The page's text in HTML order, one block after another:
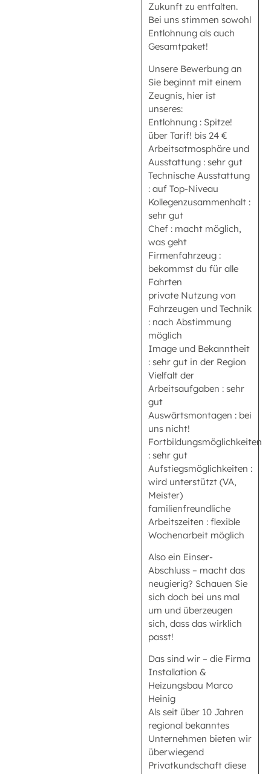
Zukunft zu entfalten.
Bei uns stimmen sowohl
Entlohnung als auch
Gesamtpaket!
Unsere Bewerbung an
Sie beginnt mit einem
Zeugnis, hier ist
unseres:
Entlohnung : Spitze!
über Tarif! bis 24 €
Arbeitsatmosphäre und
Ausstattung : sehr gut
Technische Ausstattung
: auf Top-Niveau
Kollegenzusammenhalt :
sehr gut
Chef : macht möglich,
was geht
Firmenfahrzeug :
bekommst du für alle
Fahrten
private Nutzung von
Fahrzeugen und Technik
: nach Abstimmung
möglich
Image und Bekanntheit
: sehr gut in der Region
Vielfalt der
Arbeitsaufgaben : sehr
gut
Auswärtsmontagen : bei
uns nicht!
Fortbildungsmöglichkeiten
: sehr gut
Aufstiegsmöglichkeiten :
wird unterstützt (VA,
Meister)
familienfreundliche
Arbeitszeiten : flexible
Wochenarbeit möglich
Also ein Einser-
Abschluss – macht das
neugierig? Schauen Sie
sich doch bei uns mal
um und überzeugen
sich, dass das wirklich
passt!
Das sind wir – die Firma
Installation &
Heizungsbau Marco
Heinig
Als seit über 10 Jahren
regional bekanntes
Unternehmen bieten wir
überwiegend
Privatkundschaft diese